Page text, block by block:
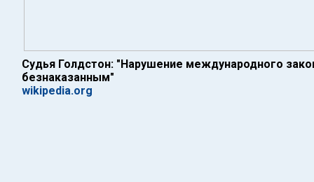
Судья Голдстон: "Нарушение международного
безнаказанным"
wikipedia.org